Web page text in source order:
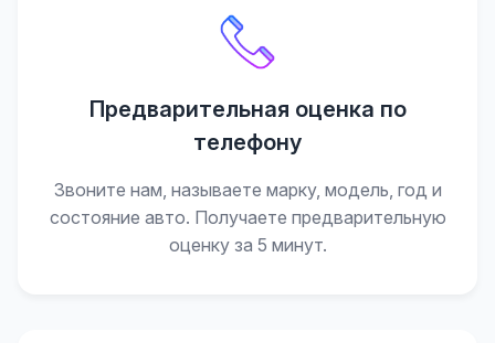
Предварительная оценка по
телефону
Звоните нам, называете марку, модель, год и
состояние авто. Получаете предварительную
оценку за 5 минут.